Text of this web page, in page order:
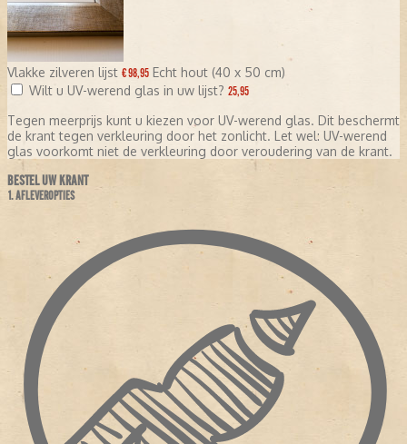
Vlakke zilveren lijst € 98,95 Echt hout (40 x 50 cm)
Wilt u UV-werend glas in uw lijst? 25,95
Tegen meerprijs kunt u kiezen voor UV-werend glas. Dit beschermt
de krant tegen verkleuring door het zonlicht. Let wel: UV-werend
glas voorkomt niet de verkleuring door veroudering van de krant.
BESTEL UW KRANT
1. AFLEVEROPTIES